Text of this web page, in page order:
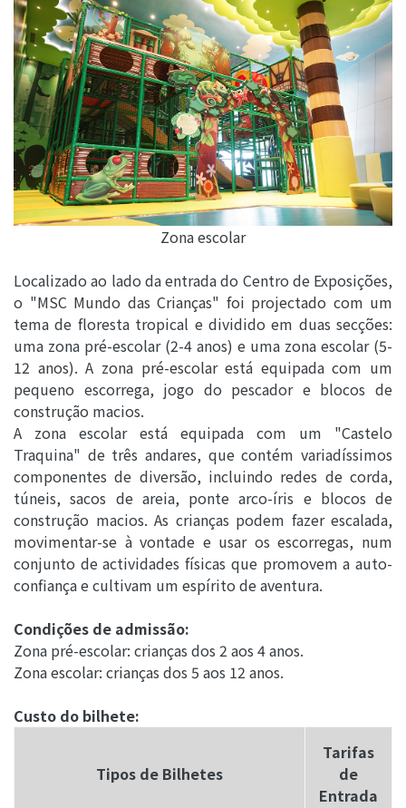
Zona escolar
Localizado ao lado da entrada do Centro de Exposições,
o "MSC Mundo das Crianças" foi projectado com um
tema de floresta tropical e dividido em duas secções:
uma zona pré-escolar (2-4 anos) e uma zona escolar (5-
12 anos). A zona pré-escolar está equipada com um
pequeno escorrega, jogo do pescador e blocos de
construção macios.
A zona escolar está equipada com um "Castelo
Traquina" de três andares, que contém variadíssimos
componentes de diversão, incluindo redes de corda,
túneis, sacos de areia, ponte arco-íris e blocos de
construção macios. As crianças podem fazer escalada,
movimentar-se à vontade e usar os escorregas, num
conjunto de actividades físicas que promovem a auto-
confiança e cultivam um espírito de aventura.
Condições de admissão:
Zona pré-escolar: crianças dos 2 aos 4 anos.
Zona escolar: crianças dos 5 aos 12 anos.
Custo do bilhete:
Tipos de Bilhetes
Tarifas
de
Entrada